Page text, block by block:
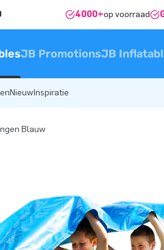
4000+op voorraad
JB PromotionsJB
NieuwInspiratie
Blauw